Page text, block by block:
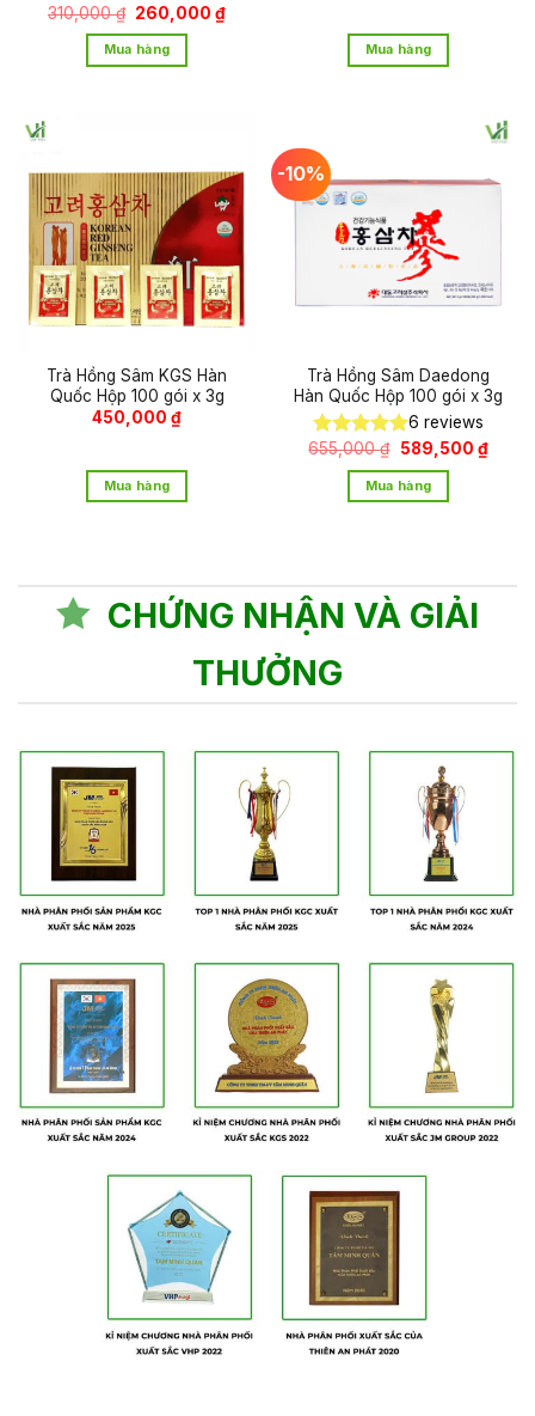
Được xếp
hạng4.60
310,000₫ Giá
là:
310,000 ₫.
260,000₫Giá
Mua hàng Mua hàng
Trà Hồng Sâm KGS Hàn
Quốc Hộp 100 gói x 3g
450,000 ₫
Mua hàng
-10%
Trà Hồng Sâm Daedong
Hàn Quốc Hộp 100 gói x 3g
Được xếp
hạng5.00
6 reviews
655,000₫ Giá
là:
655,000 ₫.
589,500 ₫Giá
hiện
Mua hàng
CHỨNG NHẬN VÀ GIẢI
THƯỞNG